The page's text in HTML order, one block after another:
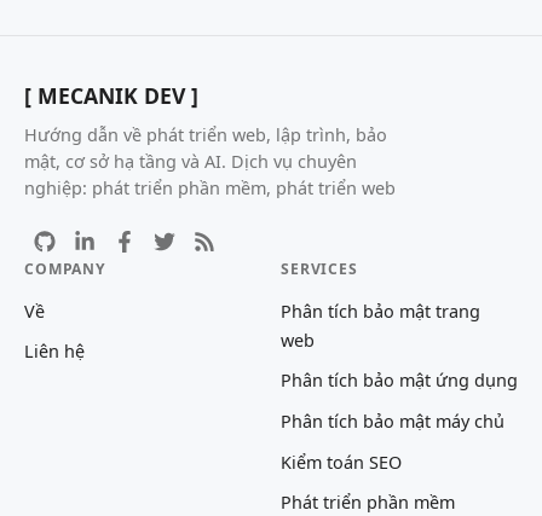
[ MECANIK DEV ]
Hướng dẫn về phát triển web, lập trình, bảo
mật, cơ sở hạ tầng và AI. Dịch vụ chuyên
nghiệp: phát triển phần mềm, phát triển web
COMPANY
Về
Liên hệ
SERVICES
Phân tích bảo mật trang
web
Phân tích bảo mật ứng dụng
Phân tích bảo mật máy chủ
Kiểm toán SEO
Phát triển phần mềm